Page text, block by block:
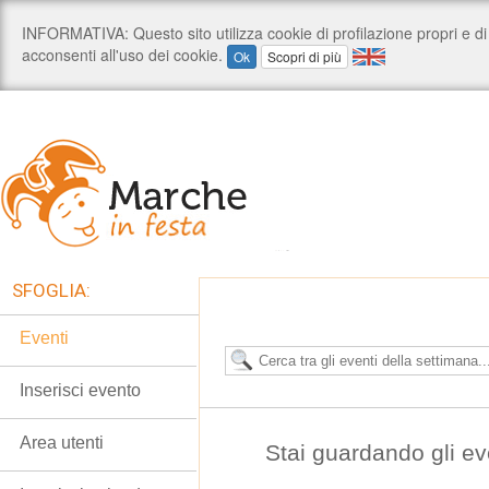
Stai guardando gli
SFOGLIA:
Eventi
Inserisci evento
Area utenti